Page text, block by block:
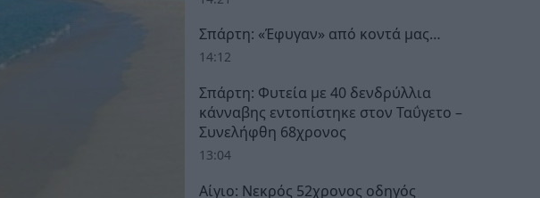
Σπάρτη: «Έφυγαν» από κοντά μας…
14:12
Σπάρτη: Φυτεία με 40 δενδρύλλια
κάνναβης εντοπίστηκε στον Ταΰγετο –
Συνελήφθη 68χρονος
13:04
Αίγιο: Νεκρός 52χρονος οδηγός